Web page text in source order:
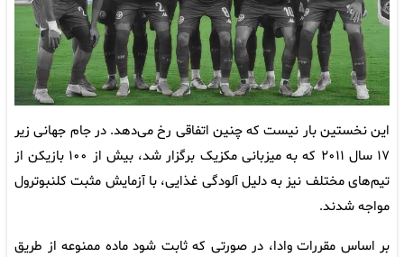
این نخستین بار نیست که چنین اتفاقی رخ می‌دهد. در جام جهانی زیر
۱۷ سال ۲۰۱۱ که به میزبانی مکزیک برگزار شد، بیش از ۱۰۰ بازیکن از
تیم‌های مختلف نیز به دلیل آلودگی غذایی، با آزمایش مثبت کلنبوترول
مواجه شدند.
بر اساس مقررات وادا، در صورتی که ثابت شود ماده ممنوعه از طریق